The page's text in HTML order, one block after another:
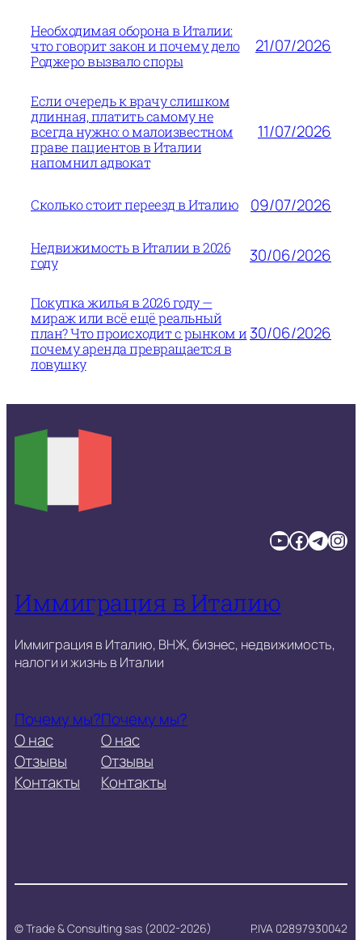
Необходимая оборона в Италии:
что говорит закон и почему дело
Роджеро вызвало споры
21/07/2026
Если очередь к врачу слишком
длинная, платить самому не
всегда нужно: о малоизвестном
праве пациентов в Италии
напомнил адвокат
11/07/2026
Сколько стоит переезд в Италию 09/07/2026
Недвижимость в Италии в 2026
году
30/06/2026
Покупка жилья в 2026 году —
мираж или всё ещё реальный
план? Что происходит с рынком и
почему аренда превращается в
ловушку
30/06/2026
YouTube Facebook TelegramInstagram
Иммиграция в Италию
Иммиграция в Италию, ВНЖ, бизнес, недвижимость,
налоги и жизнь в Италии
Почему мы?
О нас
Отзывы
Контакты
Почему мы?
О нас
Отзывы
Контакты
© Trade & Consulting sas (2002-2026) P.IVA 02897930042